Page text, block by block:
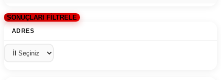
SONUÇLARI FİLTRELE
ADRES